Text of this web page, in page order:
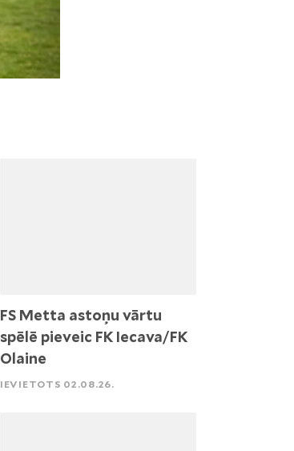
FS Metta astoņu vārtu
spēlē pieveic FK Iecava/FK
Olaine
IEVIETOTS 02.08.26.